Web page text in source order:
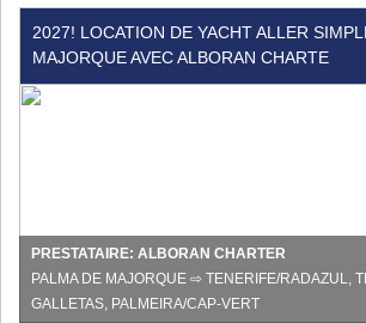
!
Location
de
yacht
de
Majorque
avec
Alboran
2027! LOCATION DE YACHT ALLER
MAJORQUE AVEC ALBORAN CHARTE
PRESTATAIRE: ALBORAN CHARTER
PALMA DE MAJORQUE ⇨ TENERIFE/RADAZUL,
GALLETAS, PALMEIRA/CAP-VERT